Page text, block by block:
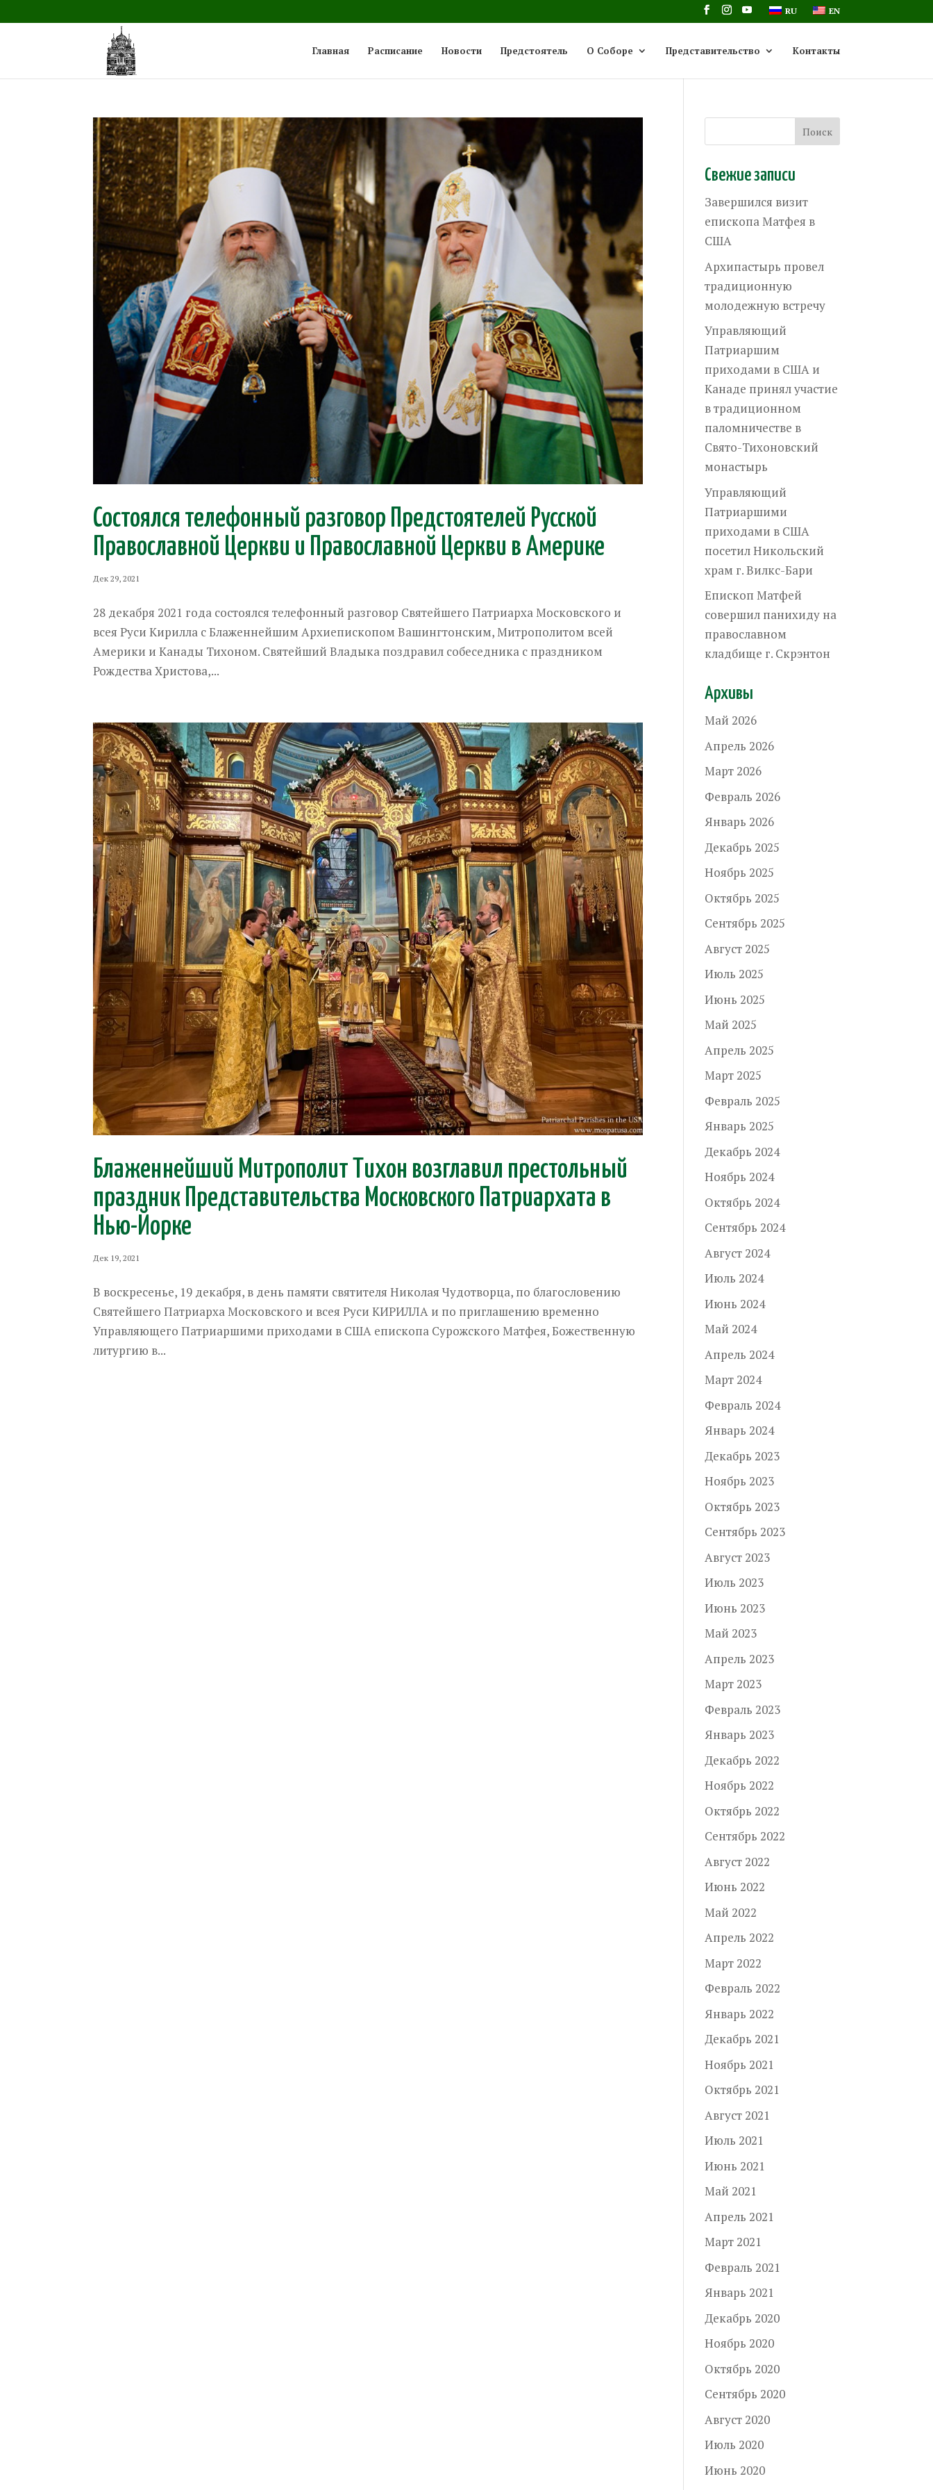
RU EN
Главная Расписание Новости Предстоятель О Соборе Представительство Контакты
Состоялся телефонный разговор Предстоятелей Русской
Православной Церкви и Православной Церкви в Америке
Дек 29, 2021
28 декабря 2021 года состоялся телефонный разговор Святейшего Патриарха Московского и
всея Руси Кирилла с Блаженнейшим Архиепископом Вашингтонским, Митрополитом всей
Америки и Канады Тихоном. Святейший Владыка поздравил собеседника с праздником
Рождества Христова,...
Блаженнейший Митрополит Тихон возглавил престольный
праздник Представительства Московского Патриархата в
Нью-Йорке
Дек 19, 2021
В воскресенье, 19 декабря, в день памяти святителя Николая Чудотворца, по благословению
Святейшего Патриарха Московского и всея Руси КИРИЛЛА и по приглашению временно
Управляющего Патриаршими приходами в США епископа Сурожского Матфея, Божественную
литургию в...
Свежие записи
Завершился визит
епископа Матфея в
США
Архипастырь провел
традиционную
молодежную встречу
Управляющий
Патриаршим
приходами в США и
Канаде принял участие
в традиционном
паломничестве в
Свято-Тихоновский
монастырь
Управляющий
Патриаршими
приходами в США
посетил Никольский
храм г. Вилкс-Бари
Епископ Матфей
совершил панихиду на
православном
кладбище г. Скрэнтон
Архивы
Май 2026
Апрель 2026
Март 2026
Февраль 2026
Январь 2026
Декабрь 2025
Ноябрь 2025
Октябрь 2025
Сентябрь 2025
Август 2025
Июль 2025
Июнь 2025
Май 2025
Апрель 2025
Март 2025
Февраль 2025
Январь 2025
Декабрь 2024
Ноябрь 2024
Октябрь 2024
Сентябрь 2024
Август 2024
Июль 2024
Июнь 2024
Май 2024
Апрель 2024
Март 2024
Февраль 2024
Январь 2024
Декабрь 2023
Ноябрь 2023
Октябрь 2023
Сентябрь 2023
Август 2023
Июль 2023
Июнь 2023
Май 2023
Апрель 2023
Март 2023
Февраль 2023
Январь 2023
Декабрь 2022
Ноябрь 2022
Октябрь 2022
Сентябрь 2022
Август 2022
Июнь 2022
Май 2022
Апрель 2022
Март 2022
Февраль 2022
Январь 2022
Декабрь 2021
Ноябрь 2021
Октябрь 2021
Август 2021
Июль 2021
Июнь 2021
Май 2021
Апрель 2021
Март 2021
Февраль 2021
Январь 2021
Декабрь 2020
Ноябрь 2020
Октябрь 2020
Сентябрь 2020
Август 2020
Июль 2020
Июнь 2020